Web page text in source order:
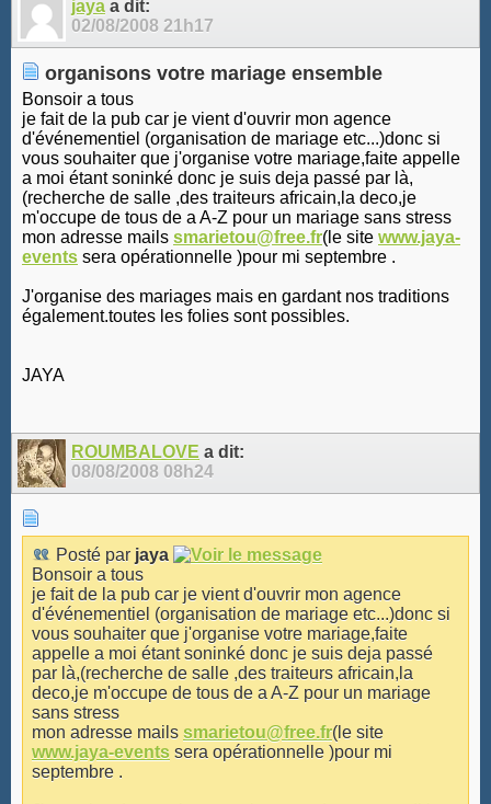
jaya a dit:
02/08/2008 21h17
organisons votre mariage ensemble
Bonsoir a tous
je fait de la pub car je vient d'ouvrir mon agence
d'événementiel (organisation de mariage etc...)donc si
vous souhaiter que j'organise votre mariage,faite appelle
a moi étant soninké donc je suis deja passé par là,
(recherche de salle ,des traiteurs africain,la deco,je
m'occupe de tous de a A-Z pour un mariage sans stress
mon adresse mails smarietou@free.fr(le site www.jaya-
events sera opérationnelle )pour mi septembre .
J'organise des mariages mais en gardant nos traditions
également.toutes les folies sont possibles.
JAYA
ROUMBALOVE a dit:
08/08/2008 08h24
Posté par jaya
Bonsoir a tous
je fait de la pub car je vient d'ouvrir mon agence
d'événementiel (organisation de mariage etc...)donc si
vous souhaiter que j'organise votre mariage,faite
appelle a moi étant soninké donc je suis deja passé
par là,(recherche de salle ,des traiteurs africain,la
deco,je m'occupe de tous de a A-Z pour un mariage
sans stress
mon adresse mails smarietou@free.fr(le site
www.jaya-events sera opérationnelle )pour mi
septembre .